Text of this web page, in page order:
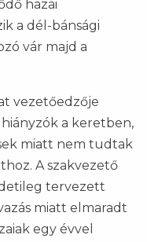
hazai
a dél-bánsági
vár majd a
vezetőedzője
a keretben,
miatt nem tudtak
A szakvezető
tervezett
miatt elmaradt
egy évvel